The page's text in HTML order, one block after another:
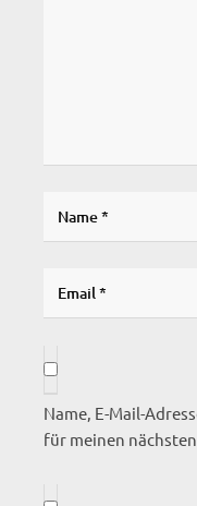
Name, E-Mail-
für meinen